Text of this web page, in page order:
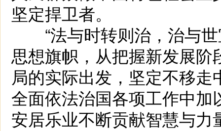
坚定捍卫者。
“法与时转则治，治与世
思想旗帜，从把握新发展
局的实际出发，坚定不移
全面依法治国各项工作中
安居乐业不断贡献智慧与力